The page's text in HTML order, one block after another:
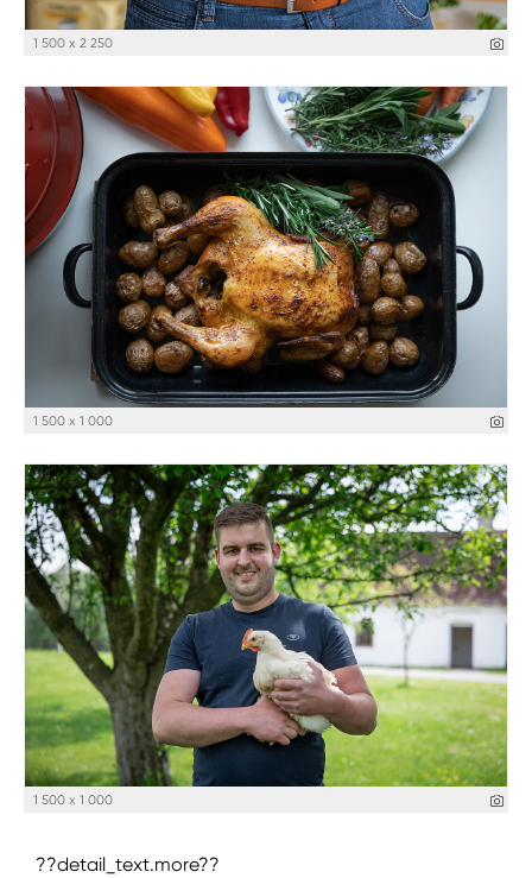
1 500 x 2 250
1 500 x 1 000
1 500 x 1 000
??detail_text.more??